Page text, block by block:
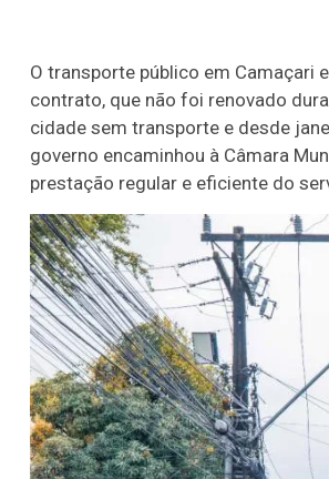
O transporte público em Camaçari
contrato, que não foi renovado
cidade sem transporte e desde
governo encaminhou à Câmara
prestação regular e eficiente do
3754 (05/08/26)
05 07 08 11
16 20 21 23
25
35
63